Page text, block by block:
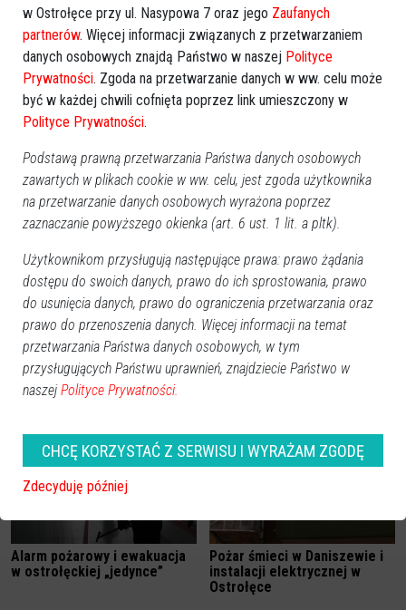
Zobacz również
Pieczenie ziemniaka z Radą
Osiedla Centrum [ZDJĘCIA]
Pożar mieszkania w Pułtusku.
Mężczyzna z poparzeniami
Alarm pożarowy i ewakuacja
w ostrołęckiej „jedynce”
Pożar śmieci w Daniszewie i
instalacji elektrycznej w
Ostrołęce
w Ostrołęce przy ul. Nasypowa 7 oraz jego Zaufanych
partnerów. Więcej informacji związanych z przetwarzaniem
danych osobowych znajdą Państwo w naszej Polityce
Prywatności. Zgoda na przetwarzanie danych w ww. celu może
być w każdej chwili cofnięta poprzez link umieszczony w
Polityce Prywatności.
Podstawą prawną przetwarzania Państwa danych osobowych
zawartych w plikach cookie w ww. celu, jest zgoda użytkownika
na przetwarzanie danych osobowych wyrażona poprzez
zaznaczanie powyższego okienka (art. 6 ust. 1 lit. a pltk).
Użytkownikom przysługują następujące prawa: prawo żądania
dostępu do swoich danych, prawo do ich sprostowania, prawo
do usunięcia danych, prawo do ograniczenia przetwarzania oraz
prawo do przenoszenia danych. Więcej informacji na temat
przetwarzania Państwa danych osobowych, w tym
przysługujących Państwu uprawnień, znajdziecie Państwo w
naszej Polityce Prywatności.
CHCĘ KORZYSTAĆ Z SERWISU I WYRAŻAM ZGODĘ
Zdecyduję później